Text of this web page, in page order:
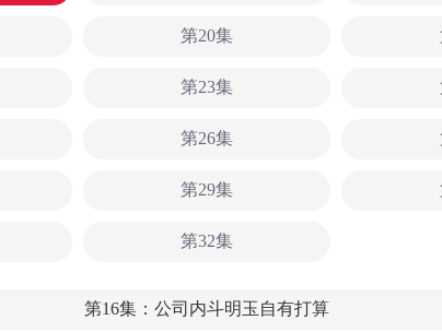
第20集
第23集
第26集
第29集
第32集
第16集：公司内斗明玉自有打算